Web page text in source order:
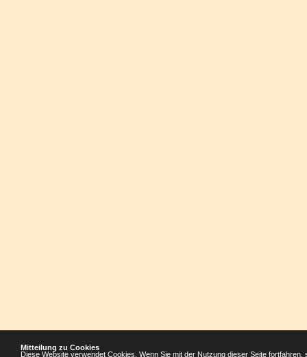
Mitteilung zu Cookies
Diese Website verwendet Cookies. Wenn Sie mit der Nutzung dieser Seite